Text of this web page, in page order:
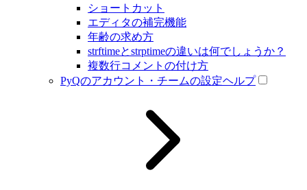
ショートカット
エディタの補完機能
年齢の求め方
strftimeとstrptimeの違いは何でしょうか？
複数行コメントの付け方
PyQのアカウント・チームの設定ヘルプ